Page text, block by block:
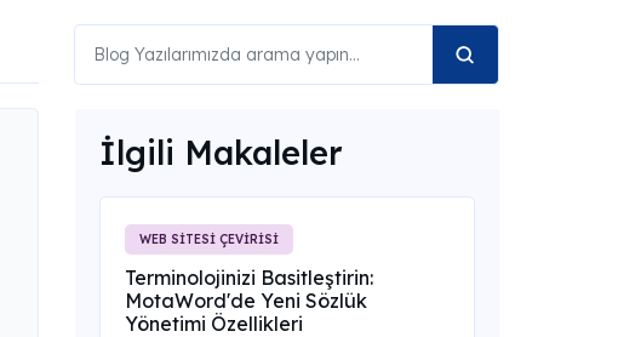
İlgili Makaleler
WEB SİTESİ ÇEVİRİSİ
Terminolojinizi Basitleştirin:
MotaWord'de Yeni Sözlük
Yönetimi Özellikleri